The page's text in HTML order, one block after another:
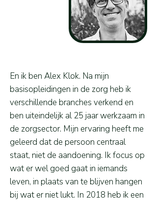
En ik ben Alex Klok. Na mijn
basisopleidingen in de zorg heb ik
verschillende branches verkend en
ben uiteindelijk al 25 jaar werkzaam in
de zorgsector. Mijn ervaring heeft me
geleerd dat de persoon centraal
staat, niet de aandoening. Ik focus op
wat er wel goed gaat in iemands
leven, in plaats van te blijven hangen
bij wat er niet lukt. In 2018 heb ik een